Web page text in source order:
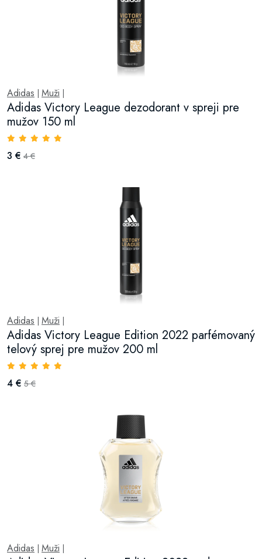
Adidas Muži
Adidas Victory League dezodorant v spreji pre
mužov 150 ml
3 € 4 €
Adidas Muži
Adidas Victory League Edition 2022 parfémovaný
telový sprej pre mužov 200 ml
4 € 5 €
Adidas Muži